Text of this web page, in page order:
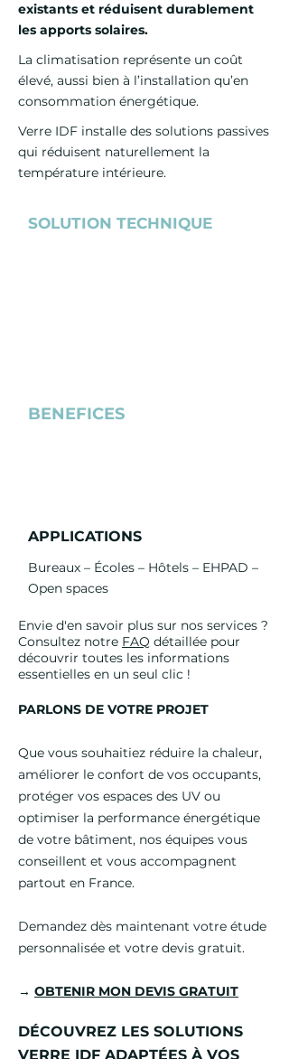
existants et réduisent durablement
les apports solaires.
La climatisation représente un coût
élevé, aussi bien à l’installation qu’en
consommation énergétique.
Verre IDF installe des solutions passives
qui réduisent naturellement la
température intérieure.
SOLUTION TECHNIQUE
BENEFICES
APPLICATIONS
Bureaux – Écoles – Hôtels – EHPAD –
Open spaces
Envie d'en savoir plus sur nos services ?
Consultez notre FAQ détaillée pour
découvrir toutes les informations
essentielles en un seul clic !
PARLONS DE VOTRE PROJET
Que vous souhaitiez réduire la chaleur,
améliorer le confort de vos occupants,
protéger vos espaces des UV ou
optimiser la performance énergétique
de votre bâtiment, nos équipes vous
conseillent et vous accompagnent
partout en France.
Demandez dès maintenant votre étude
personnalisée et votre devis gratuit.
→ OBTENIR MON DEVIS GRATUIT
DÉCOUVREZ LES SOLUTIONS
VERRE IDF ADAPTÉES À VOS